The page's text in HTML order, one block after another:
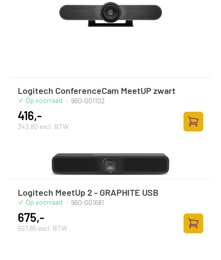
Logitech ConferenceCam MeetUP zwart
Op voorraad · 960-001102
416,-
343,80 excl. BTW
Logitech MeetUp 2 - GRAPHITE USB
Op voorraad · 960-001681
675,-
557,85 excl. BTW